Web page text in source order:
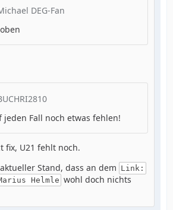
DEG-Fan
jeden Fall noch etwas fehlen!
fix, U21 fehlt noch.
Stand, dass an dem Link:
Helmle wohl doch nichts